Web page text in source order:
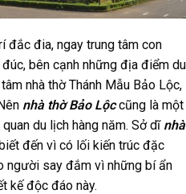
đắc đia, ngay trung tâm con
bên cạnh những địa điểm du
nhà thờ Thánh Mẫu Bảo Lộc,
nhà thờ Bảo Lộccũng là một
du lịch hàng năm. Sở dĩ nhà
đến vì có lối kiến trúc đặc
người say đắm vì những bí ẩn
kế độc đáo này.